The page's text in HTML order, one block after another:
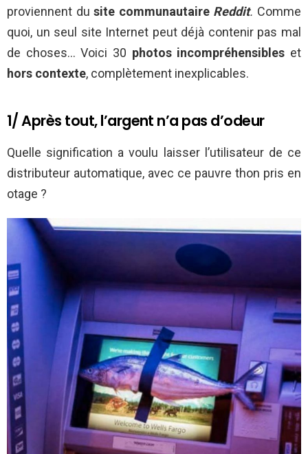
proviennent dusite communautaire Reddit. Comme
quoi, un seul site Internet peut déjà contenir pas mal
de choses… Voici 30 photos incompréhensibles et
hors contexte, complètement inexplicables.
1/ Après tout, l’argent n’a pas d’odeur
Quelle signification a voulu laisser l’utilisateur de ce
distributeur automatique, avec ce pauvre thon pris en
otage ?